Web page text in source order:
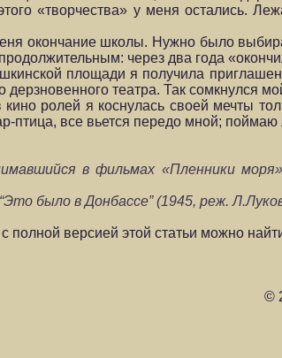
«творчества» у меня остались.
окончание школы. Нужно было
через два года
площади я получила
театра. Так сомкнулся
ролей я коснулась своей мечты
все вьется передо мной; поймаю
в фильмах «Пленники
было в Донбассе” (1945, реж.
версией этой статьи можно
©